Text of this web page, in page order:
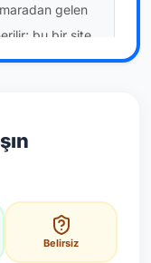
gelen
bu bir site
Belirsiz